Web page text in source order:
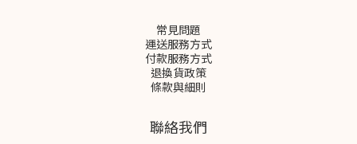
常見問題
運送服務方式
付款服務方式
退換貨政策
條款與細則
聯絡我們